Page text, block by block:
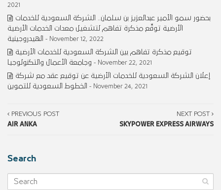
2021
بحضور سمو الأمير عبدالعزيز بن سلمان.. الشركة السعودية للخدمات
الأرضية توقِّع مذكرة تفاهم لتشغيل معدات الخدمات الأرضية
الهيدروجينية
- November 12, 2022
توقيع مذكرة تفاهم بين الشركة السعودية للخدمات الأرضية
وجامعة الأعمال والتكنولوجيا - November 22, 2021
إعلان الشركة السعودية للخدمات الأرضية عن توقيع عقد مع شركة
الخطوط السعودية للتموين
- November 24, 2021
PREVIOUS POST
AIR ANKA
NEXT POST
SKYPOWER EXPRESS AIRWAYS
Search